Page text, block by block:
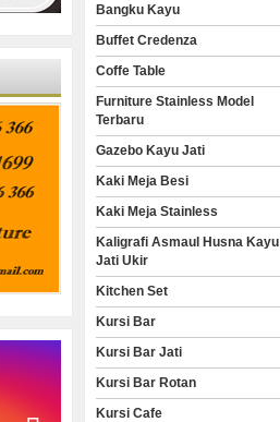
Bangku Kayu
Buffet Credenza
Coffe Table
Furniture Stainless Model
Terbaru
Gazebo Kayu Jati
Kaki Meja Besi
Kaki Meja Stainless
Kaligrafi Asmaul Husna Kayu
Jati Ukir
Kitchen Set
Kursi Bar
Kursi Bar Jati
Kursi Bar Rotan
Kursi Cafe